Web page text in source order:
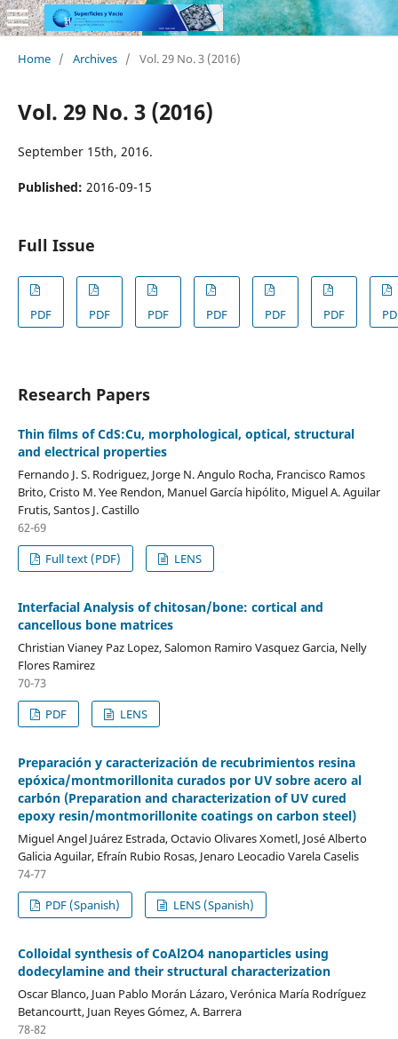
Home / Archives / Vol. 29 No. 3 (2016)
Vol. 29 No. 3 (2016)
September 15th, 2016.
Published: 2016-09-15
Full Issue
PDF PDF PDF PDF PDF PDF
Research Papers
Thin films of CdS:Cu, morphological, optical, structural
and electrical properties
Fernando J. S. Rodriguez, Jorge N. Angulo Rocha, Francisco Ramos
Brito, Cristo M. Yee Rendon, Manuel García hipólito, Miguel A. Aguilar
Frutis, Santos J. Castillo
62-69
Full text (PDF)
LENS
Interfacial Analysis of chitosan/bone: cortical and
cancellous bone matrices
Christian Vianey Paz Lopez, Salomon Ramiro Vasquez Garcia, Nelly
Flores Ramirez
70-73
PDF
LENS
Preparación y caracterización de recubrimientos resina
epóxica/montmorillonita curados por UV sobre acero al
carbón (Preparation and characterization of UV cured
epoxy resin/montmorillonite coatings on carbon steel)
Miguel Angel Juárez Estrada, Octavio Olivares Xometl, José Alberto
Galicia Aguilar, Efraín Rubio Rosas, Jenaro Leocadio Varela Caselis
74-77
PDF (Spanish)
LENS (Spanish)
Colloidal synthesis of CoAl2O4 nanoparticles using
dodecylamine and their structural characterization
Oscar Blanco, Juan Pablo Morán Lázaro, Verónica María Rodríguez
Betancourtt, Juan Reyes Gómez, A. Barrera
78-82